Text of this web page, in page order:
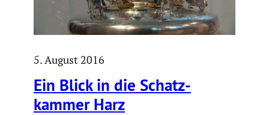
5. August 2016
Ein Blick in die Schatz­
kammer Harz